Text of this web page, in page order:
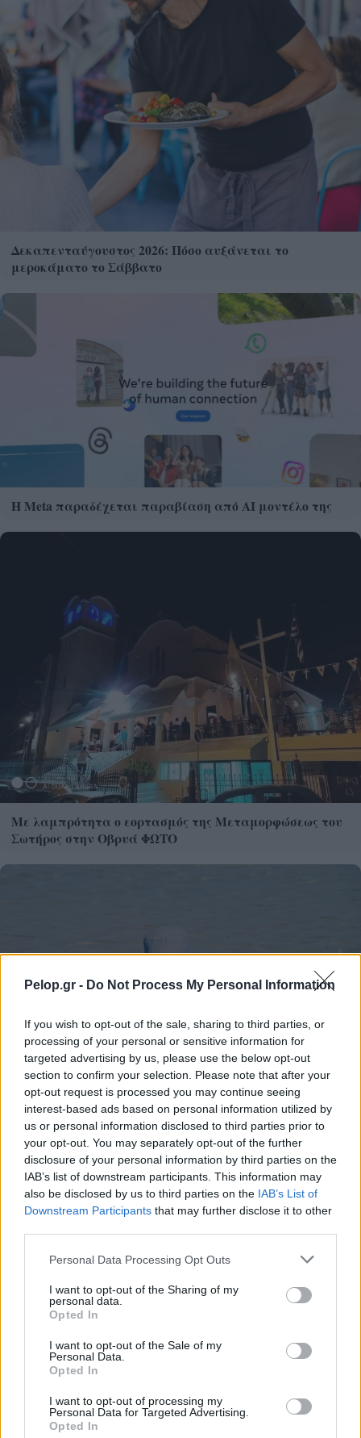
Pelop.gr - Do Not Process My Personal Information
If you wish to opt-out of the sale, sharing to third parties, or
processing of your personal or sensitive information for
targeted advertising by us, please use the below opt-out
section to confirm your selection. Please note that after your
opt-out request is processed you may continue seeing
interest-based ads based on personal information utilized by
us or personal information disclosed to third parties prior to
your opt-out. You may separately opt-out of the further
disclosure of your personal information by third parties on the
IAB’s list of downstream participants. This information may
also be disclosed by us to third parties on the IAB’s List of
Downstream Participants that may further disclose it to other
Please note that this website/app uses one or more Google
not limited to your visit or usage behaviour. You may click to
grant or deny consent to Google and its third-party tags to
use your data for below specified purposes in below Google
consent section.
Personal Data Processing Opt Outs
I want to opt-out of the Sharing of my
personal data.
Opted In
I want to opt-out of the Sale of my
Personal Data.
Opted In
I want to opt-out of processing my
Personal Data for Targeted Advertising.
Opted In
Δεκαπενταύγουστος 2026: Πόσο αυξάνεται το
μεροκάματο το Σάββατο
Η Meta παραδέχεται παραβίαση από AI μοντέλο της
Με λαμπρότητα ο εορτασμός της Μεταμορφώσεως του
Σωτήρος στην Οβρυά ΦΩΤΟ
Τουρισμός για Ολους 2026: Τα SOS για να κερδίσετε το
voucher διακοπών
Το Minecraft έρχεται στο Nintendo Switch 2 όπως δεν το
έχετε ξαναδεί